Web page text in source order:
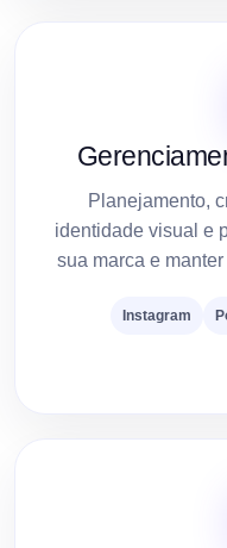
Planejamento,
identidade visual e
sua marca e
Instagram